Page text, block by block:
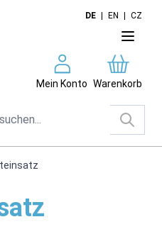
DE EN CZ
Mein Konto Warenkorb